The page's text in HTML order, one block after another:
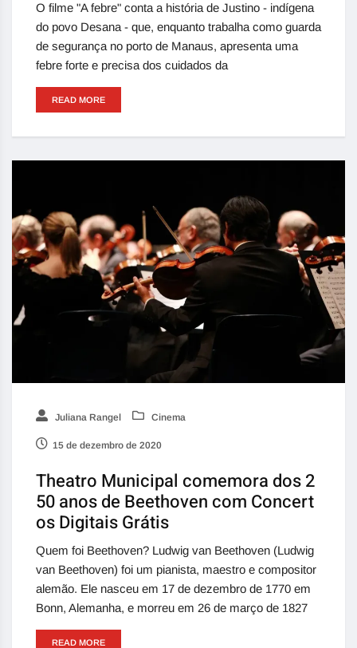
O filme "A febre" conta a história de Justino - indígena
do povo Desana - que, enquanto trabalha como guarda
de segurança no porto de Manaus, apresenta uma
febre forte e precisa dos cuidados da
READ MORE
Juliana Rangel Cinema
15 de dezembro de 2020
Theatro Municipal comemora dos 2
50 anos de Beethoven com Concert
os Digitais Grátis
Quem foi Beethoven? Ludwig van Beethoven (Ludwig
van Beethoven) foi um pianista, maestro e compositor
alemão. Ele nasceu em 17 de dezembro de 1770 em
Bonn, Alemanha, e morreu em 26 de março de 1827
READ MORE